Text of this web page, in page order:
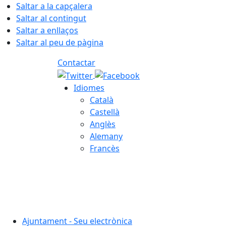
Saltar a la capçalera
Saltar al contingut
Saltar a enllaços
Saltar al peu de pàgina
Contactar
Idiomes
Català
Castellà
Anglès
Alemany
Francès
Ajuntament - Seu electrònica